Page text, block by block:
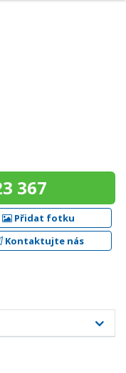
367
Přidat fotku
Kontaktujte nás